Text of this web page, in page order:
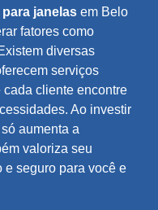
janelas em Belo
fatores como
diversas
serviços
cliente encontre
Ao investir
aumenta a
valoriza seu
e seguro para você e